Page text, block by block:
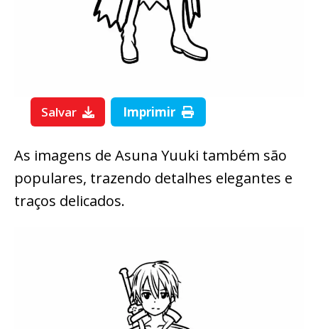
Salvar Imprimir
As imagens de Asuna Yuuki também são
populares, trazendo detalhes elegantes e
traços delicados.